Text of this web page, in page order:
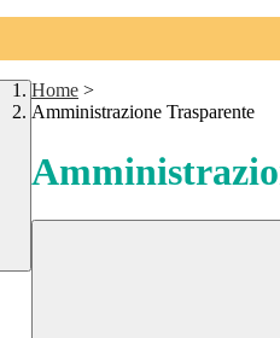
Home >
Amministrazione Trasparente